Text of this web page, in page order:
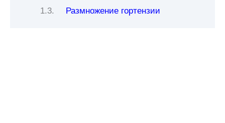
Размножение гортензии